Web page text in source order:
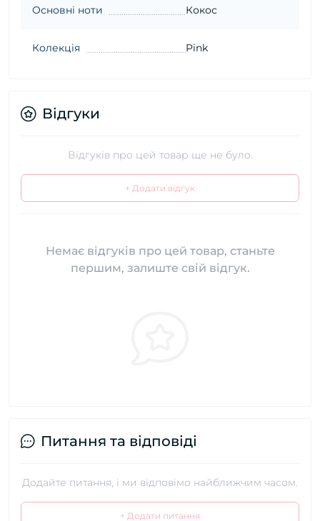
Основні ноти Кокос
Колекція Pink
Відгуки
Відгуків про цей товар ще не було.
+ Додати відгук
Немає відгуків про цей товар, станьте
першим, залиште свій відгук.
Питання та відповіді
Додайте питання, і ми відповімо найближчим часом.
+ Додати питання